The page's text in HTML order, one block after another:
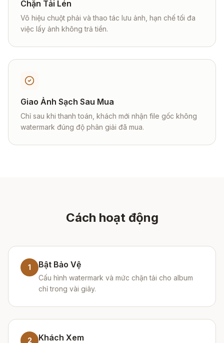
Chặn Tải Lén
Vô hiệu chuột phải và thao tác lưu ảnh, hạn chế tối đa
việc lấy ảnh không trả tiền.
Giao Ảnh Sạch Sau Mua
Chỉ sau khi thanh toán, khách mới nhận file gốc không
watermark đúng độ phân giải đã mua.
Cách hoạt động
1 Bật Bảo Vệ
Cấu hình watermark và mức chặn tải cho album
chỉ trong vài giây.
2 Khách Xem